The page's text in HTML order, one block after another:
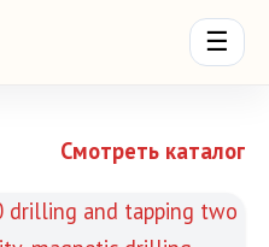
☰
Смотреть каталог